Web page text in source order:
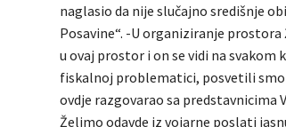
naglasio da nije slučajno središnje
Posavine“. -U organiziranje
u ovaj prostor i on se vidi na
fiskalnoj problematici, posvetili smo
ovdje razgovarao sa predstavnicima
Želimo odavde iz vojarne poslati